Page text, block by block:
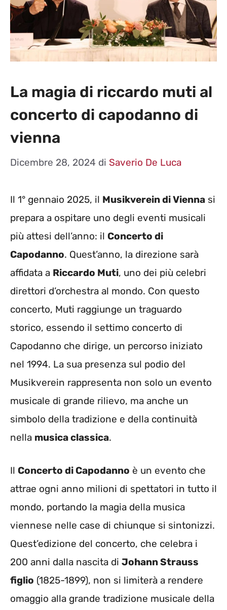
La magia di riccardo muti al
concerto di capodanno di
vienna
Dicembre 28, 2024 di Saverio De Luca
Il 1° gennaio 2025, il Musikverein di Vienna si
prepara a ospitare uno degli eventi musicali
più attesi dell’anno: il Concerto di
Capodanno. Quest’anno, la direzione sarà
affidata a Riccardo Muti, uno dei più celebri
direttori d’orchestra al mondo. Con questo
concerto, Muti raggiunge un traguardo
storico, essendo il settimo concerto di
Capodanno che dirige, un percorso iniziato
nel 1994. La sua presenza sul podio del
Musikverein rappresenta non solo un evento
musicale di grande rilievo, ma anche un
simbolo della tradizione e della continuità
nella musica classica.
Il Concerto di Capodanno è un evento che
attrae ogni anno milioni di spettatori in tutto il
mondo, portando la magia della musica
viennese nelle case di chiunque si sintonizzi.
Quest’edizione del concerto, che celebra i
200 anni dalla nascita di Johann Strauss
figlio (1825-1899), non si limiterà a rendere
omaggio alla grande tradizione musicale della